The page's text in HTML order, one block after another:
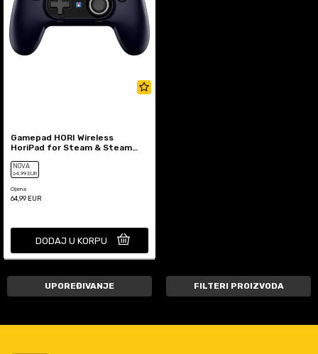
Gamepad HORI Wireless
HoriPad for Steam & Steam
NOVA
64,99 EUR
Cijena
64,99 EUR
DODAJ U KORPU
UPOREĐIVANJE FILTERI PROIZVODA